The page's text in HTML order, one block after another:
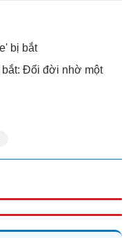
bị bắt
bắt: Đổi đời nhờ một